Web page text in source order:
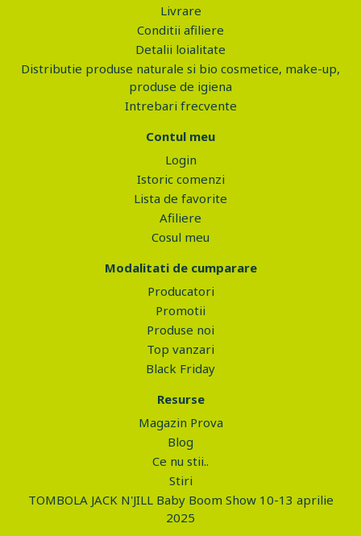
Livrare
Conditii afiliere
Detalii loialitate
Distributie produse naturale si bio cosmetice, make-up,
produse de igiena
Intrebari frecvente
Contul meu
Login
Istoric comenzi
Lista de favorite
Afiliere
Cosul meu
Modalitati de cumparare
Producatori
Promotii
Produse noi
Top vanzari
Black Friday
Resurse
Magazin Prova
Blog
Ce nu stii..
Stiri
TOMBOLA JACK N'JILL Baby Boom Show 10-13 aprilie
2025